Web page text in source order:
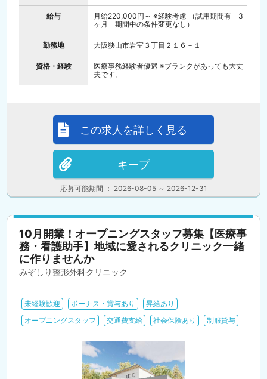
給与
月給220,000円～ ※経験考慮 （試用期間有 3
ヶ月 期間中の条件変更なし）
勤務地 大阪狭山市岩室３丁目２１６－１
資格・経験
医療事務経験者優遇 ※ブランクがあっても大丈
夫です。
応募可能期間 ： 2026-08-05 ～ 2026-12-31
この求人を詳しく見る
キープ
10月開業！オープニングスタッフ募集【医療事
務・看護助手】地域に愛されるクリニック一緒
に作りませんか
みぞしり整形外科クリニック
未経験歓迎 ボーナス・賞与あり
昇給あり
オープニングスタッフ
交通費支給 社会保険あり 制服貸与